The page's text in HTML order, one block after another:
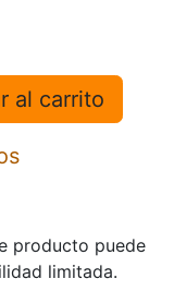
al carrito
producto puede
limitada.